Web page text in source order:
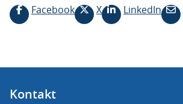
Facebook
X LinkedIn
Kontakt